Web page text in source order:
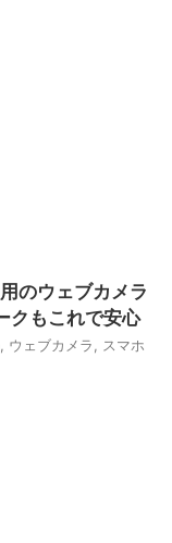
のウェブカメラ
クもこれで安心
ウェブカメラ スマホ